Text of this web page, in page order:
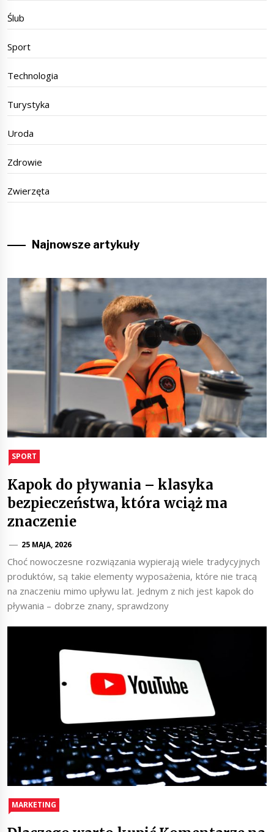
Ślub
Sport
Technologia
Turystyka
Uroda
Zdrowie
Zwierzęta
Najnowsze artykuły
SPORT
Kapok do pływania – klasyka
bezpieczeństwa, która wciąż ma
znaczenie
25 MAJA, 2026
Choć nowoczesne rozwiązania wypierają wiele tradycyjnych
produktów, są takie elementy wyposażenia, które nie tracą
na znaczeniu mimo upływu lat. Jednym z nich jest kapok do
pływania – dobrze znany, sprawdzony
MARKETING